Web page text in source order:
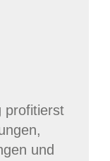
profitierst
und